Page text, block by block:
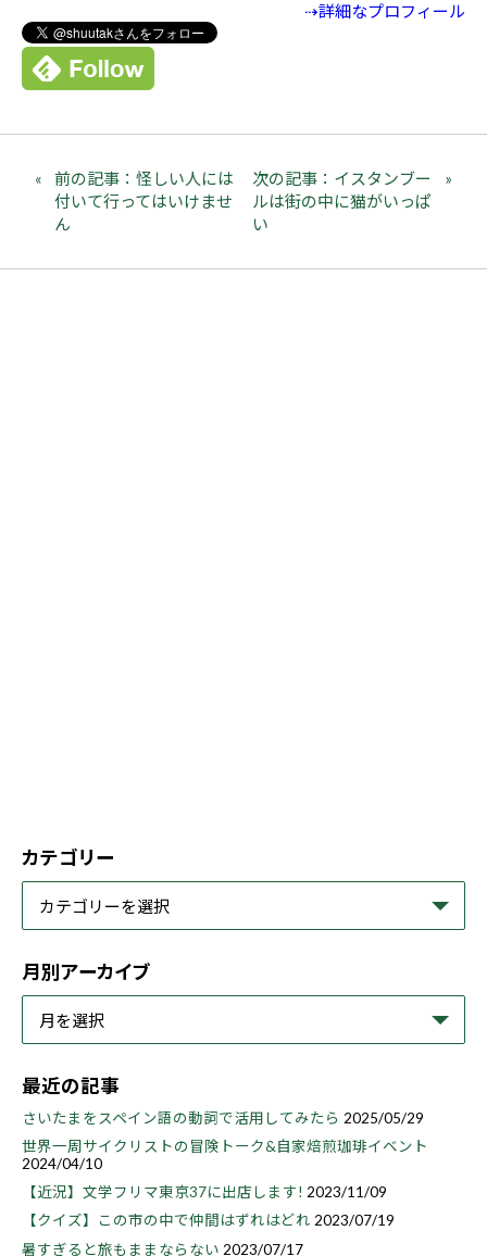
⇢詳細なプロフィール
前の記事：怪しい人には
付いて行ってはいけませ
ん
次の記事：イスタンブー
ルは街の中に猫がいっぱ
い
カテゴリー
月別アーカイブ
最近の記事
さいたまをスペイン語の動詞で活用してみたら 2025/05/29
世界一周サイクリストの冒険トーク&自家焙煎珈琲イベント
2024/04/10
【近況】文学フリマ東京37に出店します! 2023/11/09
【クイズ】この市の中で仲間はずれはどれ 2023/07/19
暑すぎると旅もままならない 2023/07/17